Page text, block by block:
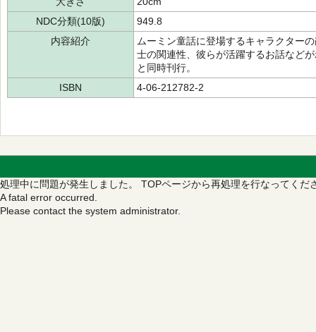
NDC分類(10版)
949.8
内容紹介
ムーミン童話に登場するキャラクター
士の関連性、彼らが活躍するお話など
と同時刊行。
ISBN
4-06-212782-2
処理中に問題が発生しました。 TOPページから再処理を行なってくだ
A fatal error occurred.
Please contact the system administrator.